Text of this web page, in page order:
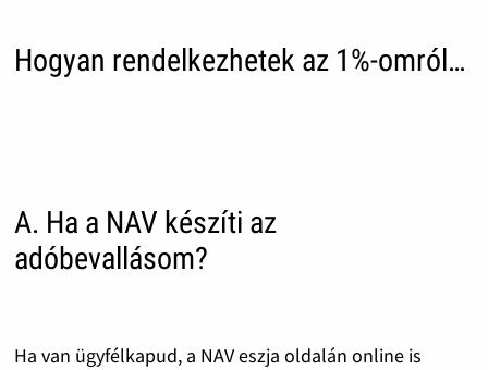
Hogyan rendelkezhetek az 1%-omról…
A. Ha a NAV készíti az
adóbevallásom?
Ha van ügyfélkapud, a NAV eszja oldalán online is